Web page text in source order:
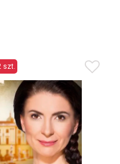
szt.